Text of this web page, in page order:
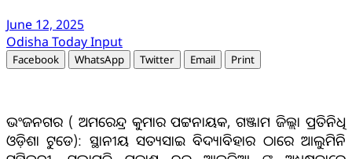
June 12, 2025
Odisha Today Input
Facebook WhatsApp Twitter Email Print
ଭଂଜନଗର ( ଅମରେନ୍ଦ୍ର କୁମାର ପଟ୍ଟନାୟକ, ଗଞ୍ଜାମ ଜିଲ୍ଲା ପ୍ରତିନିଧି
ଓଡ଼ିଶା ଟୁଡେ): ସ୍ଥାନୀୟ ସତ୍ୟସାଇ ବିଦ୍ୟାବିହାର ଠାରେ ଆଲୁମିନି